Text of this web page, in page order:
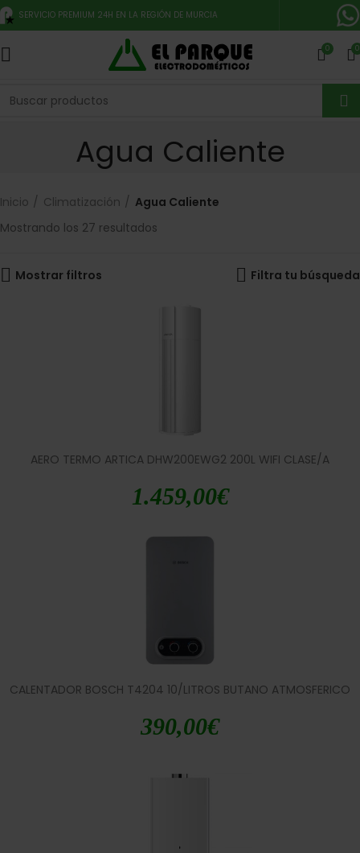
SERVICIO PREMIUM 24H EN LA REGIÓN DE MURCIA
0 0
Agua Caliente
Inicio Climatización
Agua Caliente
Mostrando los 27 resultados
Mostrar filtros Filtra tu búsqueda
AERO TERMO ARTICA DHW200EWG2 200L WIFI CLASE/A
1.459,00€
CALENTADOR BOSCH T4204 10/LITROS BUTANO ATMOSFERICO
390,00€